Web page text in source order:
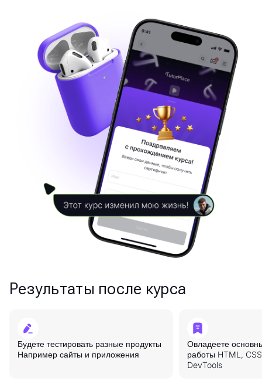
Результаты после курса
Будете тестировать разные продукты
Например сайты и приложения
Овладеете
работы HTML,
DevTools